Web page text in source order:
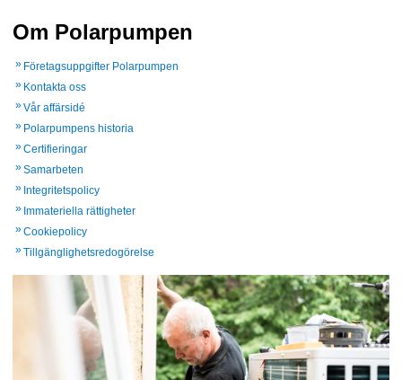
Om Polarpumpen
Företagsuppgifter Polarpumpen
Kontakta oss
Vår affärsidé
Polarpumpens historia
Certifieringar
Samarbeten
Integritetspolicy
Immateriella rättigheter
Cookiepolicy
Tillgänglighetsredogörelse